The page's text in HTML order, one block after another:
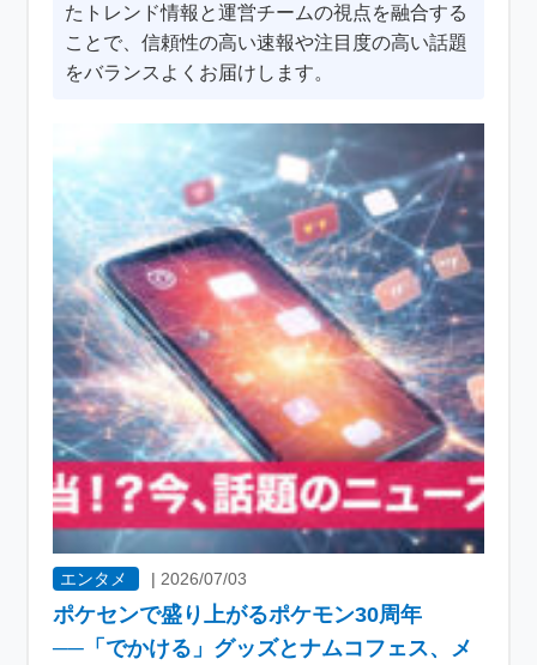
たトレンド情報と運営チームの視点を融合する
ことで、信頼性の高い速報や注目度の高い話題
をバランスよくお届けします。
エンタメ | 2026/07/03
ポケセンで盛り上がるポケモン30周年
──「でかける」グッズとナムコフェス、メ